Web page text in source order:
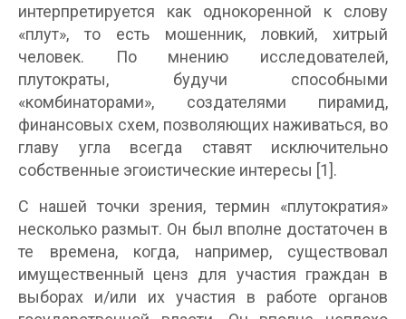
интерпретируется как однокоренной к слову
«плут», то есть мошенник, ловкий, хитрый
человек. По мнению исследователей,
плутократы, будучи способными
«комбинаторами», создателями пирамид,
финансовых схем, позволяющих наживаться, во
главу угла всегда ставят исключительно
собственные эгоистические интересы [1].
С нашей точки зрения, термин «плутократия»
несколько размыт. Он был вполне достаточен в
те времена, когда, например, существовал
имущественный ценз для участия граждан в
выборах и/или их участия в работе органов